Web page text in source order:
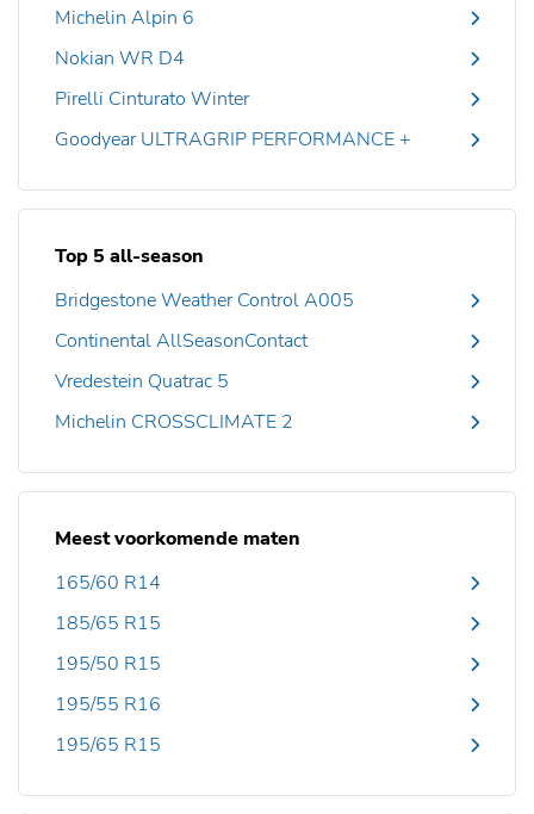
Michelin Alpin 6
Nokian WR D4
Pirelli Cinturato Winter
Goodyear ULTRAGRIP PERFORMANCE +
Top 5 all-season
Bridgestone Weather Control A005
Continental AllSeasonContact
Vredestein Quatrac 5
Michelin CROSSCLIMATE 2
Meest voorkomende maten
165/60 R14
185/65 R15
195/50 R15
195/55 R16
195/65 R15